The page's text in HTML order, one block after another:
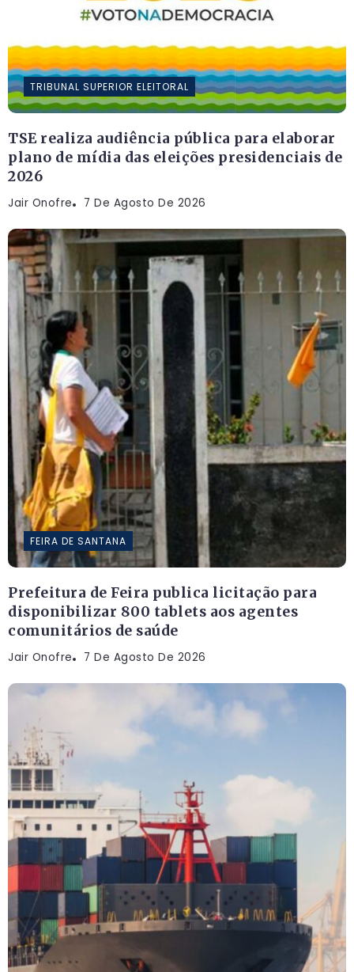
TRIBUNAL SUPERIOR ELEITORAL
TSE realiza audiência pública para elaborar
plano de mídia das eleições presidenciais de
2026
Jair Onofre 7 De Agosto De 2026
FEIRA DE SANTANA
Prefeitura de Feira publica licitação para
disponibilizar 800 tablets aos agentes
comunitários de saúde
Jair Onofre 7 De Agosto De 2026